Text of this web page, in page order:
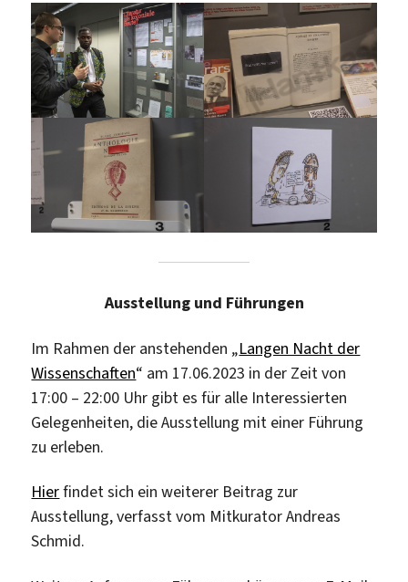
Ausstellung und Führungen
Im Rahmen der anstehenden „Langen Nacht der
Wissenschaften“ am 17.06.2023 in der Zeit von
17:00 – 22:00 Uhr gibt es für alle Interessierten
Gelegenheiten, die Ausstellung mit einer Führung
zu erleben.
Hierfindet sich ein weiterer Beitrag zur
Ausstellung, verfasst vom Mitkurator Andreas
Schmid.